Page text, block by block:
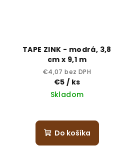
TAPE ZINK - modrá, 3,8
cm x 9,1 m
€4,07 bez DPH
€5 / ks
Skladom
Do košíka